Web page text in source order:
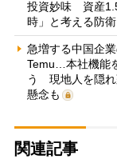
投資妙味 資産
時」と考える防
急増する中国企
Temu…本社機能
う 現地人を隠れ
懸念も
関連記事